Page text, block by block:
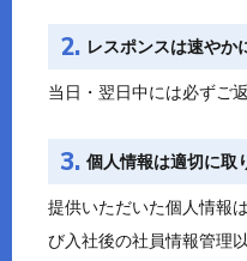
2. レスポンスは速やか
当日・翌日中には必ずご
3. 個人情報は適切に取
提供いただいた個人情報
び入社後の社員情報管理